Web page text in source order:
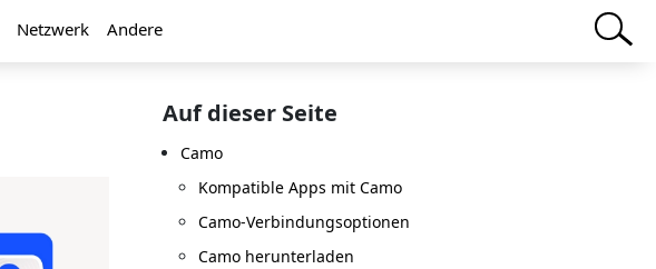
Netzwerk Andere
Auf dieser Seite
Camo
Kompatible Apps mit Camo
Camo-Verbindungsoptionen
Camo herunterladen